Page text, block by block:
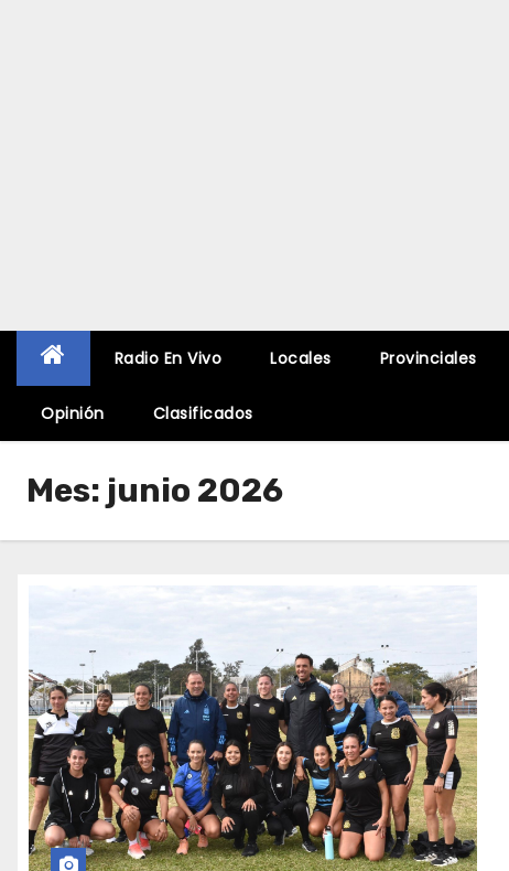
Radio En Vivo Locales Provinciales
Opinión Clasificados
Mes: junio 2026